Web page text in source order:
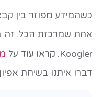
כשהמידע מפוזר בין
אחת שמרכזת הכל. זה
Koogler. קראו עוד על
דברו איתנו בשיחת